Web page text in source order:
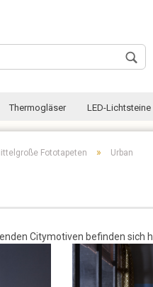
Wohnort
Thermogläser LED-Lichtsteine
Fototapeten » Urban
Citymotiven befinden sich